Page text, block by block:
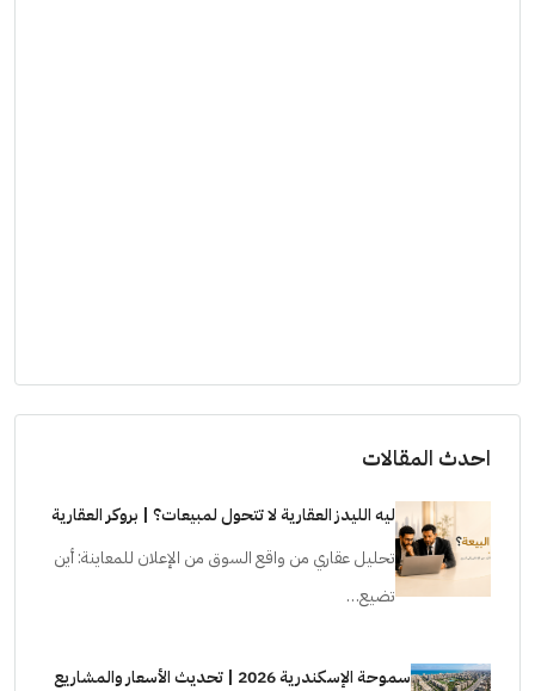
احدث المقالات
ليه الليدز العقارية لا تتحول لمبيعات؟ | بروكر العقارية
تحليل عقاري من واقع السوق من الإعلان للمعاينة: أين
تضيع…
سموحة الإسكندرية 2026 | تحديث الأسعار والمشاريع